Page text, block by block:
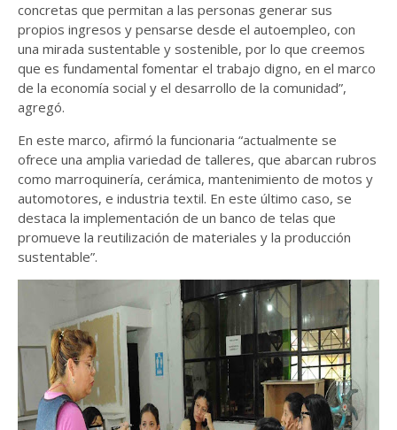
concretas que permitan a las personas generar sus
propios ingresos y pensarse desde el autoempleo, con
una mirada sustentable y sostenible, por lo que creemos
que es fundamental fomentar el trabajo digno, en el marco
de la economía social y el desarrollo de la comunidad”,
agregó.
En este marco, afirmó la funcionaria “actualmente se
ofrece una amplia variedad de talleres, que abarcan rubros
como marroquinería, cerámica, mantenimiento de motos y
automotores, e industria textil. En este último caso, se
destaca la implementación de un banco de telas que
promueve la reutilización de materiales y la producción
sustentable”.